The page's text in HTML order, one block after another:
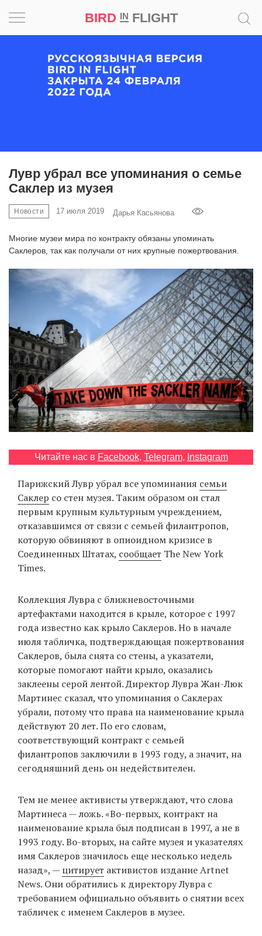
BIRD INFLIGHT
EN
UA
Лувр убрал все упоминания о семье
Саклер из музея
Новости 17 июля 2019 Дарья Касьянова
Многие музеи мира по контракту обязаны упоминать
Саклеров, так как получали от них крупные пожертвования.
Читайте нас в Facebook, Telegram, Instagram
Парижский Лувр убрал все упоминания семьи
Саклер со стен музея. Таким образом он стал
первым крупным культурным учреждением,
отказавшимся от связи с семьей филантропов,
которую обвиняют в опиоидном кризисе в
Соединенных Штатах, сообщает The New York
Times.
Коллекция Лувра с ближневосточными
артефактами находится в крыле, которое с 1997
года известно как крыло Саклеров. Но в начале
июля табличка, подтверждающая пожертвования
Саклеров, была снята со стены, а указатели,
которые помогают найти крыло, оказались
заклеены серой лентой. Директор Лувра Жан-Люк
Мартинес сказал, что упоминания о Саклерах
убрали, потому что права на наименование крыла
действуют 20 лет. По его словам,
соответствующий контракт с семьей
филантропов заключили в 1993 году, а значит, на
сегодняшний день он недействителен.
Тем не менее активисты утверждают, что слова
Мартинеса — ложь. «Во-первых, контракт на
наименование крыла был подписан в 1997, а не в
1993 году. Во-вторых, на сайте музея и указателях
имя Саклеров значилось еще несколько недель
назад», — цитирует активистов издание Artnet
News. Они обратились к директору Лувра с
требованием официально объявить о снятии всех
табличек с именем Саклеров в музее.